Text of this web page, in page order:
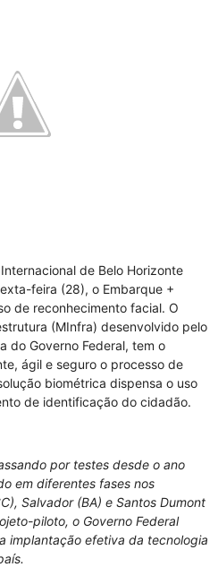
de Belo Horizonte
feira (28), o Embarque +
de reconhecimento facial. O
(MInfra) desenvolvido pelo
do Governo Federal, tem o
ágil e seguro o processo de
biométrica dispensa o uso
de identificação do cidadão.
por testes desde o ano
em diferentes fases nos
Salvador (BA) e Santos Dumont
piloto, o Governo Federal
implantação efetiva da tecnologia